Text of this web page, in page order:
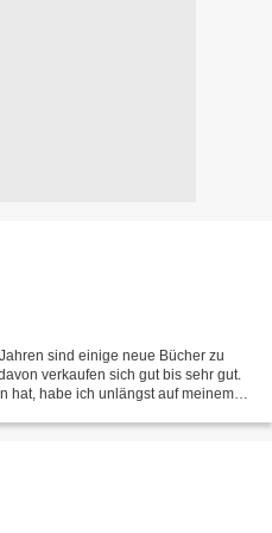
sind einige neue Bücher zu
verkaufen sich gut bis sehr gut.
hat, habe ich unlängst auf meinem